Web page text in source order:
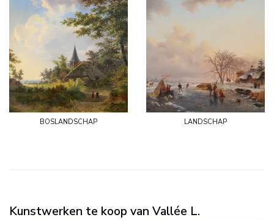
boslandschap landschap
Kunstwerken te koop van Vallée L.